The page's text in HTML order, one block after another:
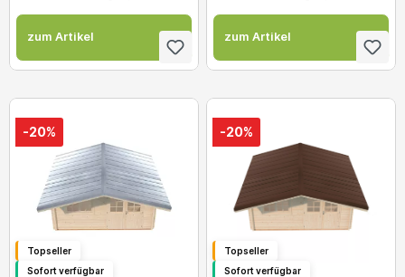
zum Artikel zum Artikel
-20%
Topseller
Sofort verfügbar
-20%
Topseller
Sofort verfügbar